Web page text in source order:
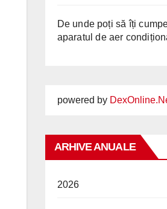
De unde poți să îți
aparatul de aer
powered by
ARHIVE ANUALE
2026